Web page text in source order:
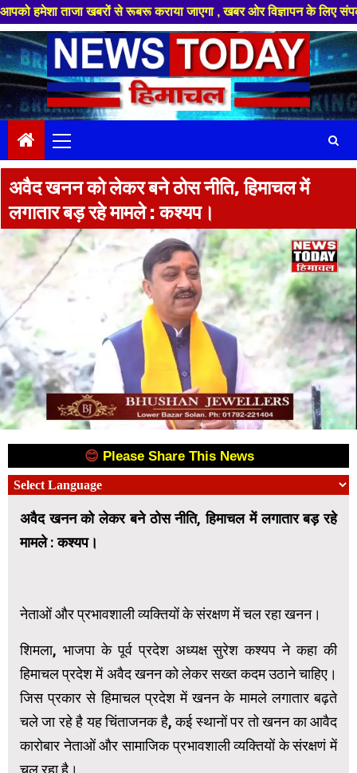
खबरों से रूबरू कराया जाएगा , खबर ओर विज्ञापन के लिए संपर्क करे
Skip
to
content
Menu
अवैद खनन को लेकर बने ठोस नीति, हिमाचल में
लगातार बड़ रहे मामले : कश्यप।
😊 Please Share This News
अवैद खनन को लेकर बने ठोस नीति, हिमाचल में लगातार बड़ रहे
मामले : कश्यप।
नेताओं और प्रभावशाली व्यक्तियों के संरक्षण में चल रहा खनन।
शिमला, भाजपा के पूर्व प्रदेश अध्यक्ष सुरेश कश्यप ने कहा की
हिमाचल प्रदेश में अवैद खनन को लेकर सख्त कदम उठाने चाहिए।
जिस प्रकार से हिमाचल प्रदेश में खनन के मामले लगातार बढ़ते
चले जा रहे है यह चिंताजनक है, कई स्थानों पर तो खनन का आवैद
कारोबार नेताओं और सामाजिक प्रभावशाली व्यक्तियों के संरक्षणं में
चल रहा है।